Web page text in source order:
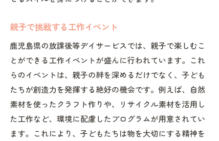
親子で挑戦する工作イベント
鹿児島県の放課後等デイサービスでは、親子で楽しむこ
とができる工作イベントが盛んに行われています。これ
らのイベントは、親子の絆を深めるだけでなく、子ども
たちが創造力を発揮する絶好の機会です。例えば、自然
素材を使ったクラフト作りや、リサイクル素材を活用し
た工作など、環境に配慮したプログラムが用意されてい
ます。これにより、子どもたちは物を大切にする精神を